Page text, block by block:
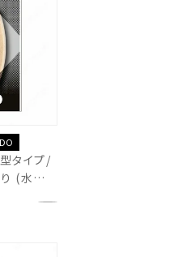
タイプ/
(水あ
型 ス